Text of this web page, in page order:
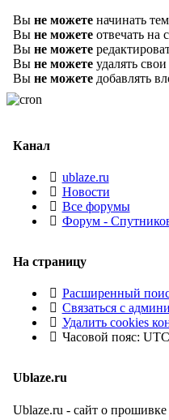
Вы не можете начинать
Вы не можете отвечать на
Вы не можете
Вы не можете удалять
Вы не можете добавлять
Канал
ublaze.ru
Новости
Все форумы
Форум -
На страницу
Расширенный
Связаться с
Удалить cookies
Часовой пояс:
Ublaze.ru
Ublaze.ru - сайт о